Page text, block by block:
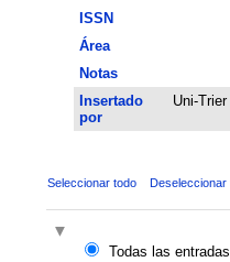
ISSN
Área
Notas
Insertado
por
Uni-
Seleccionar todo Deseleccionar
Todas las entradas